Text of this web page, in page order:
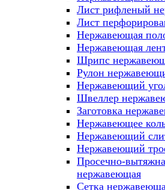
Лист рифленый
Лист
Нержавеющая
Нержавеющая
Шрипс
Рулон
Нержавеющий
Швеллер
Заготовка
Нержавеющее
Нержавеющий
Нержавеющий
Просечно-
нержавеющая
Сетка